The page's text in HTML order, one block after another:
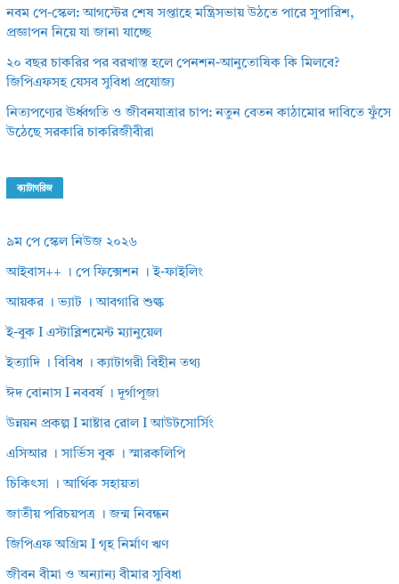
নবম পে-স্কেল: আগস্টের শেষ সপ্তাহে মন্ত্রিসভায় উঠতে পারে সুপারিশ,
প্রজ্ঞাপন নিয়ে যা জানা যাচ্ছে
২০ বছর চাকরির পর বরখাস্ত হলে পেনশন-আনুতোষিক কি মিলবে?
জিপিএফসহ যেসব সুবিধা প্রযোজ্য
নিত্যপণ্যের ঊর্ধ্বগতি ও জীবনযাত্রার চাপ: নতুন বেতন কাঠামোর দাবিতে ফুঁসে
উঠেছে সরকারি চাকরিজীবীরা
ক্যাটাগরিজ
৯ম পে স্কেল নিউজ ২০২৬
আইবাস++ । পে ফিক্সেশন । ই-ফাইলিং
আয়কর । ভ্যাট । আবগারি শুল্ক
ই-বুক I এস্টাব্লিশমেন্ট ম্যানুয়েল
ইত্যাদি । বিবিধ । ক্যাটাগরী বিহীন তথ্য
ঈদ বোনাস I নববর্ষ । দূর্গাপূজা
উন্নয়ন প্রকল্প I মাষ্টার রোল I আউটসোর্সিং
এসিআর । সার্ভিস বুক । স্মারকলিপি
চিকিৎসা । আর্থিক সহায়তা
জাতীয় পরিচয়পত্র । জন্ম নিবন্ধন
জিপিএফ অগ্রিম I গৃহ নির্মাণ ঋণ
জীবন বীমা ও অন্যান্য বীমার সুবিধা